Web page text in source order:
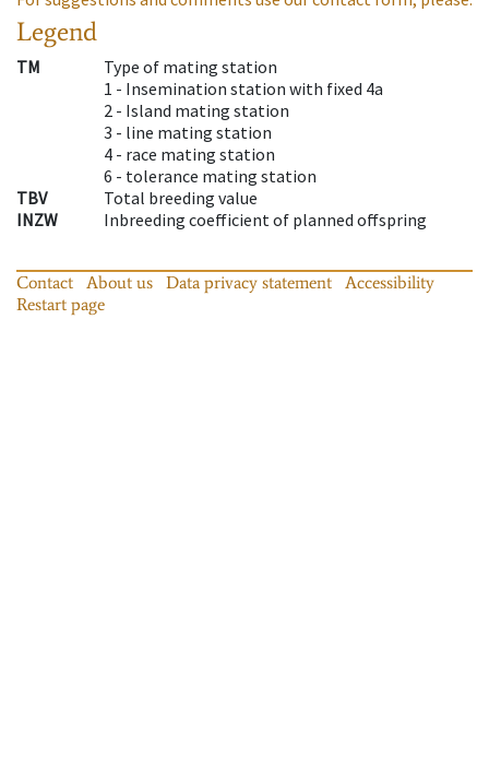
Legend
TM
Type of mating station
1 - Insemination station with fixed 4a
2 - Island mating station
3 - line mating station
4 - race mating station
6 - tolerance mating station
TBV
Total breeding value
INZW
Inbreeding coefficient of planned offspring
Contact About us Data privacy statement
Accessibility
Restart page